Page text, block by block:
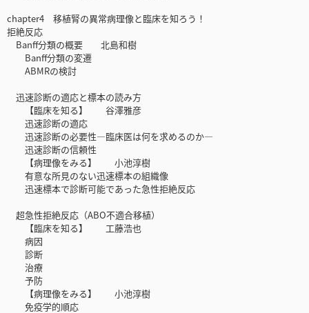
chapter4 移植腎の異常病理像と臨床を知ろう！
拒絶反応
Banff分類の概要 北島和樹
Banff分類の変遷
ABMRの検討
迅速診断の適応と標本の読み方
【臨床を知る】 谷澤雅彦
迅速診断の適応
迅速診断の必要性—臨床医は何を求めるのか—
迅速診断の信頼性
【病理像をみる】 小池淳樹
有意な所見のない迅速標本の組織像
迅速標本で診断可能であった急性拒絶反応
超急性拒絶反応（ABO不適合移植）
【臨床を知る】 工藤浩也
病因
診断
治療
予防
【病理像をみる】 小池淳樹
免疫学的順応